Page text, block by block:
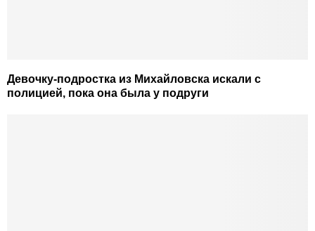
Девочку-подростка из Михайловска искали с
полицией, пока она была у подруги